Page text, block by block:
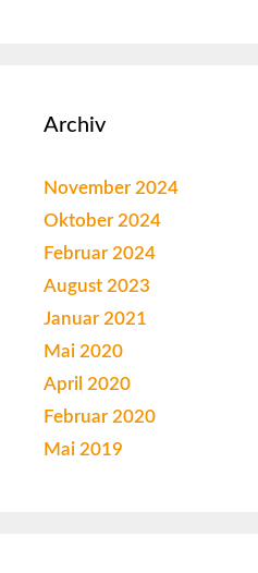
Archiv
November 2024
Oktober 2024
Februar 2024
August 2023
Januar 2021
Mai 2020
April 2020
Februar 2020
Mai 2019